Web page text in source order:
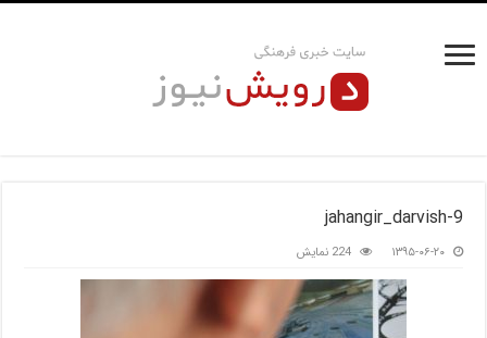
jahangir_darvish-9
۱۳۹۵-۰۶-۲۰ 224 نمایش